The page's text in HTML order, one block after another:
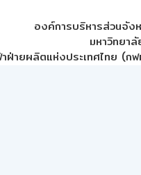
องค์การบริหารส่วนจัง
มหาวิทยา
ฝ่ายผลิตแห่งประเทศไทย (กฟ